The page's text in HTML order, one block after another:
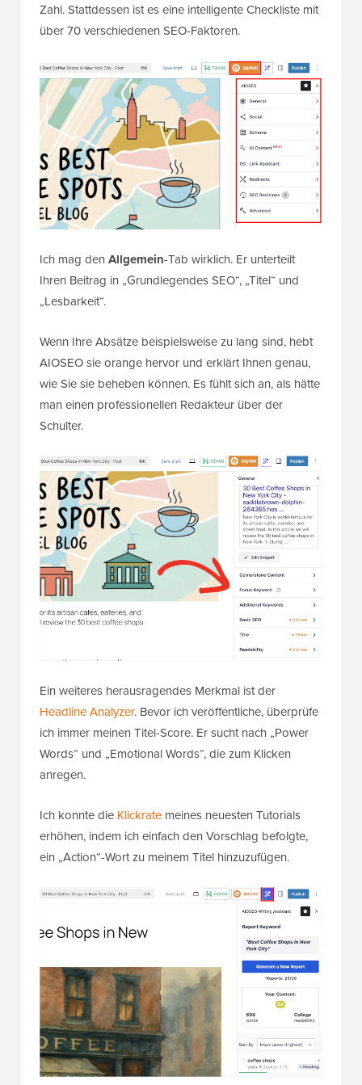
Zahl. Stattdessen ist es eine intelligente Checkliste mit
über 70 verschiedenen SEO-Faktoren.
Ich mag den Allgemein-Tab wirklich. Er unterteilt
Ihren Beitrag in „Grundlegendes SEO“, „Titel“ und
„Lesbarkeit“.
Wenn Ihre Absätze beispielsweise zu lang sind, hebt
AIOSEO sie orange hervor und erklärt Ihnen genau,
wie Sie sie beheben können. Es fühlt sich an, als hätte
man einen professionellen Redakteur über der
Schulter.
Ein weiteres herausragendes Merkmal ist der
Headline Analyzer. Bevor ich veröffentliche, überprüfe
ich immer meinen Titel-Score. Er sucht nach „Power
Words“ und „Emotional Words“, die zum Klicken
anregen.
Ich konnte die Klickrate meines neuesten Tutorials
erhöhen, indem ich einfach den Vorschlag befolgte,
ein „Action“-Wort zu meinem Titel hinzuzufügen.